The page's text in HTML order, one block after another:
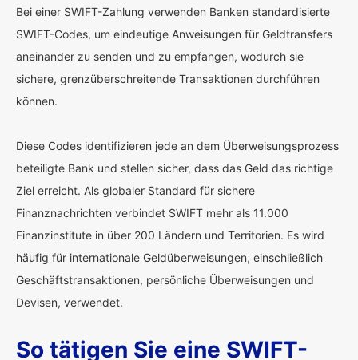
Bei einer SWIFT-Zahlung verwenden Banken standardisierte
SWIFT-Codes, um eindeutige Anweisungen für Geldtransfers
aneinander zu senden und zu empfangen, wodurch sie
sichere, grenzüberschreitende Transaktionen durchführen
können.
Diese Codes identifizieren jede an dem Überweisungsprozess
beteiligte Bank und stellen sicher, dass das Geld das richtige
Ziel erreicht. Als globaler Standard für sichere
Finanznachrichten verbindet SWIFT mehr als 11.000
Finanzinstitute in über 200 Ländern und Territorien. Es wird
häufig für internationale Geldüberweisungen, einschließlich
Geschäftstransaktionen, persönliche Überweisungen und
Devisen, verwendet.
So tätigen Sie eine SWIFT-